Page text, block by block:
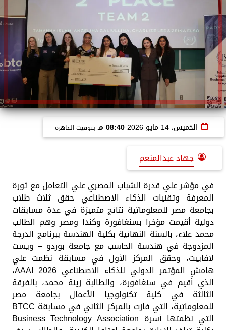
الخميس، 14 مايو 2026 08:40 مـ بتوقيت القاهرة
جهاد عبدالمنعم
في مؤشر علي قدرة الشباب المصري علي التعامل مع ثورة
المعرفة وتقنيات الذكاء الاصطناعي حقق ثلاث طلاب
بجامعة مصر للمعلوماتية نتائج متميزة في عدة مسابقات
دولية أقيمت مؤخرا بسنغافورة وكندا ومصر وهم الطالب
محمد علاء، بالسنة النهائية بكلية الهندسة ببرنامج الدرجة
المزدوجة في هندسة الحاسب مع جامعة بوردو – ويست
لافاييت، وحقق المركز الأول في مسابقة نظمت علي
هامش المؤتمر الدولي للذكاء الاصطناعي AAAI 2026،
الذي أُقيم في سنغافورة، والطالبة زينة محمد، بالفرقة
الثالثة في كلية تكنولوجيا الأعمال بجامعة مصر
للمعلوماتية، التي فازت بالمركز الثاني في مسابقة BTCC
التي نظمتها أسرة Business Technology Association